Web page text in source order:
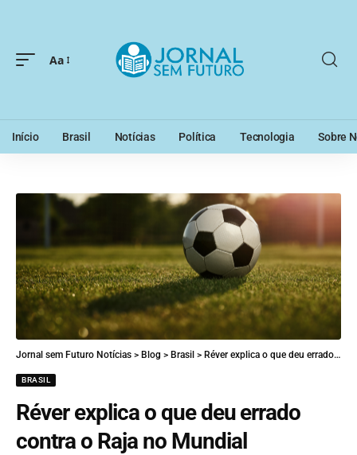
Aa
Início Brasil Notícias Política Tecnologia Sobre
Jornal sem Futuro Notícias > Blog > Brasil > Réver explica o que deu errado contra o Raja no Mundial
BRASIL
Réver explica o que deu errado
contra o Raja no Mundial